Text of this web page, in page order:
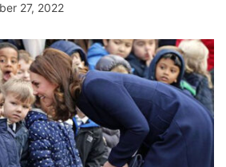
27, 2022